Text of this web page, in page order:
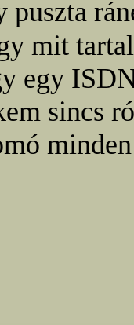
mit
egy
sincs